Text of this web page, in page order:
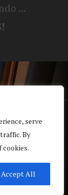
serve
By
cookies.
Accept All
...
Turbo y
cookies